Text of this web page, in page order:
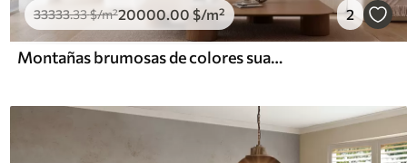
33333.33$/m²20000.00 $/m² 2
Montañas brumosas de colores suaves